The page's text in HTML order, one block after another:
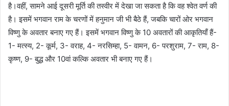
है।वहीं, सामने आई दूसरी मूर्ति की तस्वीर में देखा जा सकता है कि वह श्वेत वर्ण की
है। इसमें भगवान राम के चरणों में हनुमान जी भी बैठे हैं, जबकि चारों ओर भगवान
विष्णु के अवतार बनाए गए हैं। इसमें भगवान विष्णु के 10 अवतारों की आकृतियाँ हैं-
1- मत्स्य, 2- कूर्म, 3- वराह, 4- नरसिम्हा, 5- वामन, 6- परशुराम, 7- राम, 8-
कृष्ण, 9- बुद्ध और 10वां कल्कि अवतार भी बनाए गए हैं।